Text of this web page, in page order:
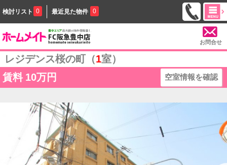
検討リスト 0 最近見た物件 0
お問合せ
レジデンス桜の町（1室）
賃料 10万円 空室情報を確認